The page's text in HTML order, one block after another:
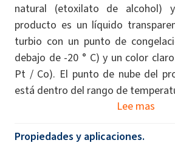
natural (etoxilato de alcohol)
producto es un líquido
turbio con un punto de
debajo de -20 ° C) y un color
Pt / Co). El punto de nube del
está dentro del rango de
Lee mas
Propiedades y aplicaciones.